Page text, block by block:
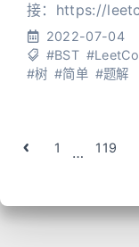
接：https://
sorted-array-
数组 nums ，其
转换为一棵 高度平衡 二
2022-07-04
#BST
#树 #简单 #题解
1 … 119